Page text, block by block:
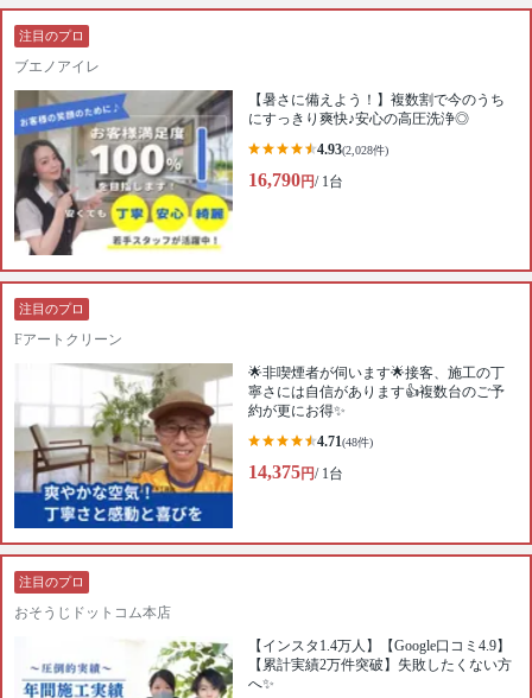
注目のプロ
ブエノアイレ
【暑さに備えよう！】複数割で今のうち
にすっきり爽快♪︎安心の高圧洗浄◎
4.93(2,028件)
16,790円/ 1台
注目のプロ
Fアートクリーン
🌟非喫煙者が伺います🌟接客、施工の丁
寧さには自信があります👍複数台のご予
約が更にお得✨
4.71(48件)
14,375円/ 1台
注目のプロ
おそうじドットコム本店
【インスタ1.4万人】【Google口コミ4.9】
【累計実績2万件突破】失敗したくない方
へ✨